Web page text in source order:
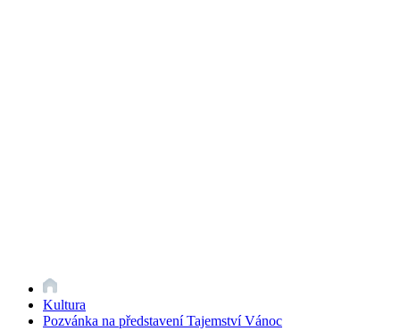
Kultura
Pozvánka na představení Tajemství Vánoc